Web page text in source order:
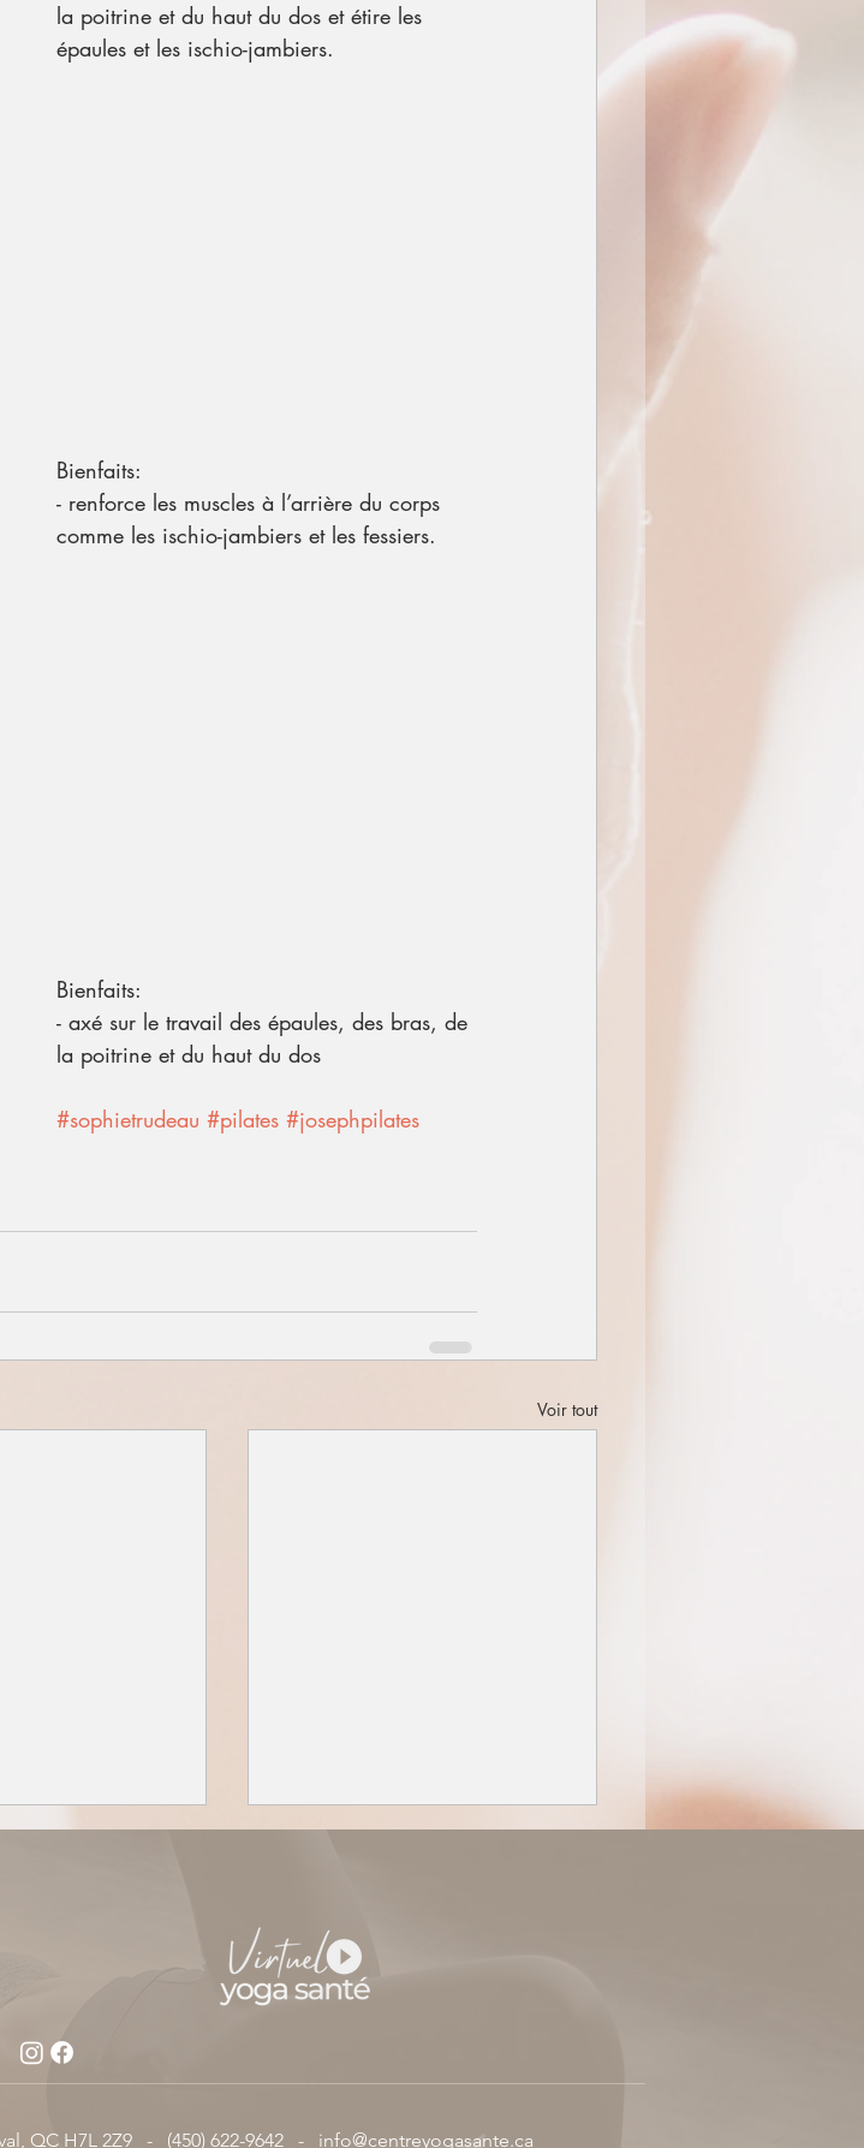
la poitrine et du haut du dos et étire les
épaules et les ischio-jambiers.
Bienfaits:
- renforce les muscles à l’arrière du corps
comme les ischio-jambiers et les fessiers.
Bienfaits:
- axé sur le travail des épaules, des bras, de
la poitrine et du haut du dos
#sophietrudeau #pilates #josephpilates
Voir tout
Journée
du yoga
QC H7L 2Z9 - (450) 622-9642 - info@centreyogasante.ca